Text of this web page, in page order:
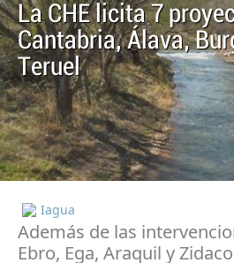
La CHE licita 7
Cantabria, Álava,
Teruel
Iagua
Además de las
Ebro, Ega, Araquil y